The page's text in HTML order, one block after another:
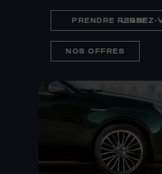
PRENDRE RENDEZ-VOUS EN LIGNE
NOS OFFRES